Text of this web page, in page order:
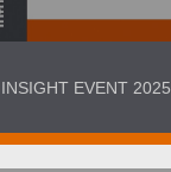
INSIGHT EVENT 2025